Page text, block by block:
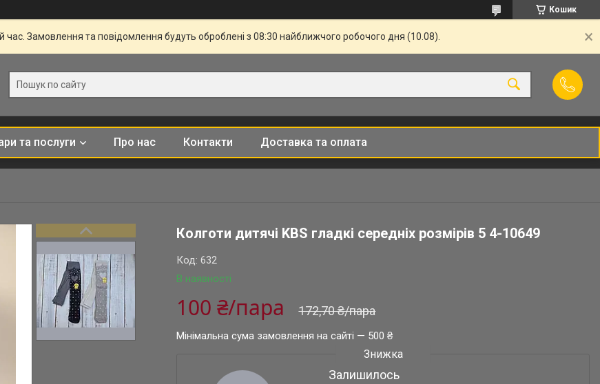
Кошик
час. Замовлення та повідомлення будуть оброблені з 08:30 найближчого робочого дня (10.08).
та послуги Про нас Контакти Доставка та оплата
Колготи дитячі KBS гладкі середніх розмірів 5 4-10649
В наявності
Код:632
172,70 ₴/пара
100 ₴/пара
Мінімальна сума замовлення на сайті — 500 ₴
Залишилось